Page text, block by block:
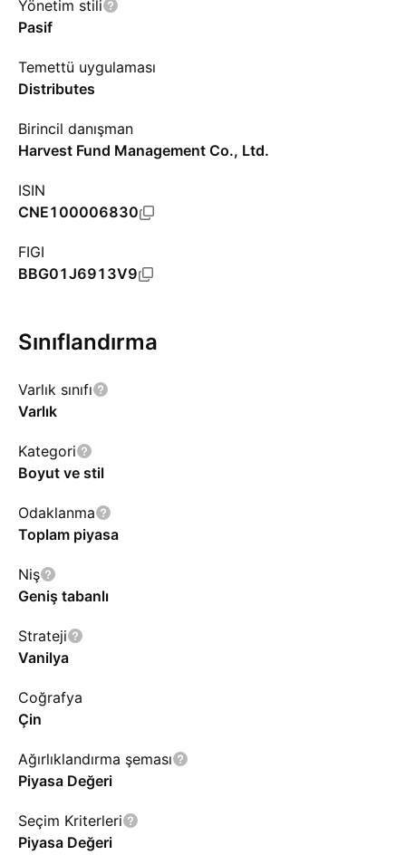
Yönetim stili
Pasif
Temettü uygulaması
Distributes
Birincil danışman
Harvest Fund Management Co., Ltd.
ISIN
CNE100006830
FIGI
BBG01J6913V9
Sınıflandırma
Varlık sınıfı
Varlık
Kategori
Boyut ve stil
Odaklanma
Toplam piyasa
Niş
Geniş tabanlı
Strateji
Vanilya
Coğrafya
Çin
Ağırlıklandırma şeması
Piyasa Değeri
Seçim Kriterleri
Piyasa Değeri